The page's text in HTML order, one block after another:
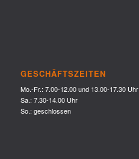
GESCHÄFTSZEITEN
Mo.-Fr.: 7.00-12.00 und 13.00-17.30 Uhr
Sa.: 7.30-14.00 Uhr
So.: geschlossen